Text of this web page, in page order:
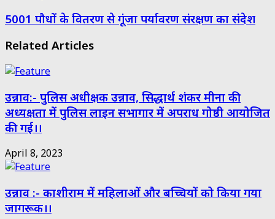
5001 पौधों के वितरण से गूंजा पर्यावरण संरक्षण का संदेश
Related Articles
उन्नाव:- पुलिस अधीक्षक उन्नाव, सिद्धार्थ शंकर मीना की
अध्यक्षता में पुलिस लाइन सभागार में अपराध गोष्ठी आयोजित
की गई।।
April 8, 2023
उन्नाव :- काशीराम में महिलाओं और बच्चियों को किया गया
जागरूक।।